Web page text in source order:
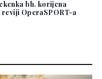
bh. korijena
reviji OperaSPORT-a